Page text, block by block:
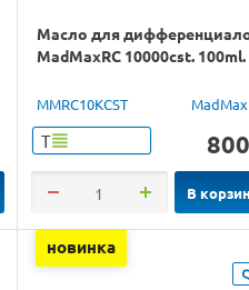
Масло для
MadMaxRC 10000cst. 100ml.
MMRC10KCST
Т 800
В
новинка